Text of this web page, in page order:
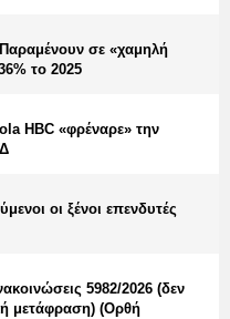
σε «χαμηλή
το 2025
ΗBC «φρέναρε» την
οι ξένοι επενδυτές
5982/2026 (δεν
μετάφραση) (Ορθή